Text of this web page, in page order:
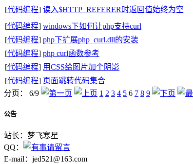
[代码编程] 读入$HTTP_REFERER时返回值始终为空
[代码编程] windows下如何让php支持curl
[代码编程] php下扩展php_curl.dll的安装
[代码编程] php curl函数参考
[代码编程] 用CSS给图片加个阴影
[代码编程] 页面跳转代码集合
分页： 6/9
1 2 3 4 5 6 7 8 9
公告
站长：梦飞寒星
QQ：
E-mail：jed521@163.com